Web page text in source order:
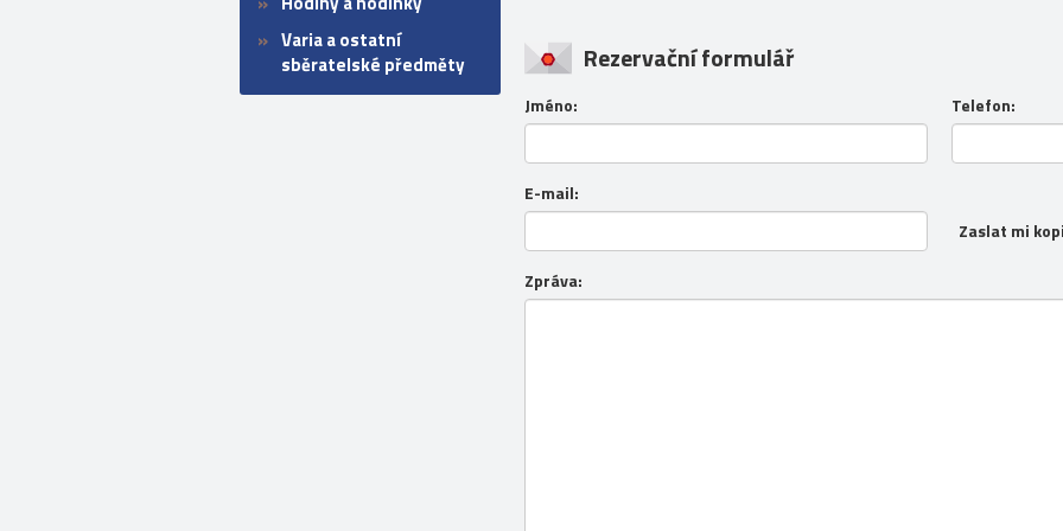
Varia a ostatní
sběratelské předměty
Rezervační formulář
Jméno: Telefon:
E-mail:
Zaslat mi
Zpráva: